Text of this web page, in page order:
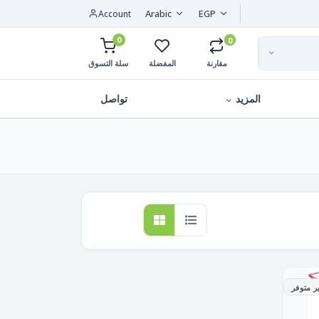
EGP
Arabic
Account
0
مقارنة المفضلة
0
سلة التسوق
المزيد تواصل
متوفر